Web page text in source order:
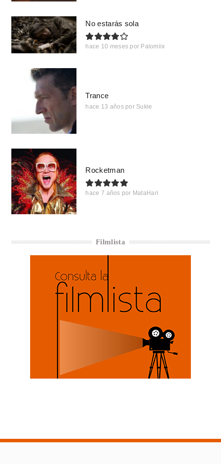
No estarás sola
hace 10 meses por Palomiix
Trance
hace 13 años por Sukie
Rocketman
hace 7 años por MataHari
Filmlista